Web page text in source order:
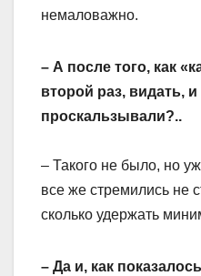
немаловажно.
– А после того, как
второй раз, видать,
проскальзывали?..
– Такого не было, но
все же стремились не
сколько удержать
– Да и, как